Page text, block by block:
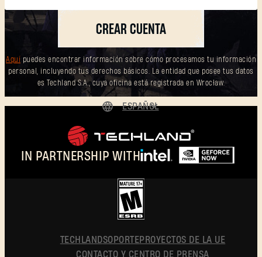
CREAR CUENTA
Aquí
puedes encontrar información sobre cómo procesamos tu información
personal, incluyendo tus derechos básicos. La entidad que posee tus datos
es Techland S.A., cuya oficina está registrada en Wrocław.
IN PARTNERSHIP WITH
ESPAÑOL
POLSKI
简体中文
TECHLANDSOPORTEPROYECTOS DE LA UE
CONTACTO Y CENTRO DE PRENSA